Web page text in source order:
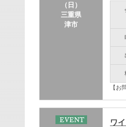
（日）
三重県
津市
【
ワ